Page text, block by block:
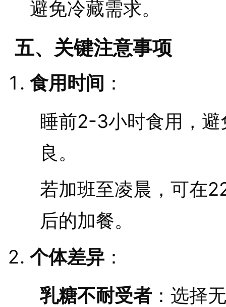
避免冷藏需求。
五、关键注意事项
食用时间 ：
睡前2-3小时食用，
良。
若加班至凌晨，可在
后的加餐。
个体差异 ：
乳糖不耐受者 ：选择